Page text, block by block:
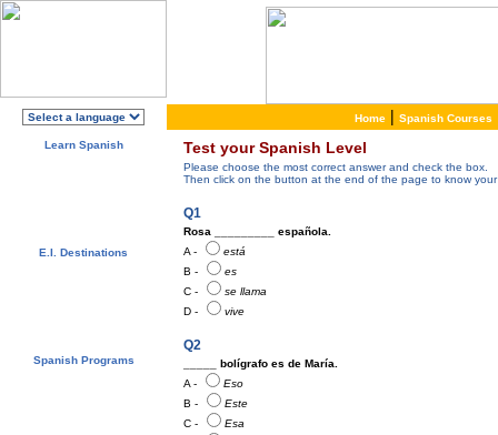
Home| Spanish Courses
Learn Spanish
E.I. Destinations
Spanish Programs
Test your Spanish Level
Please choose the most correct answer and check the box.
Then click on the button at the end of the page to know
Q1
Rosa _________ española.
A -
está
B -
es
C -
se llama
D -
vive
Q2
_____ bolígrafo es de María.
A -
Eso
B -
Este
C -
Esa